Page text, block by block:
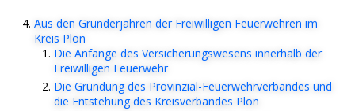
Aus den Gründerjahren der Freiwilligen Feuerwehren im
Kreis Plön
Die Anfänge des Versicherungswesens innerhalb der
Freiwilligen Feuerwehr
Die Gründung des Provinzial-Feuerwehrverbandes und
die Entstehung des Kreisverbandes Plön